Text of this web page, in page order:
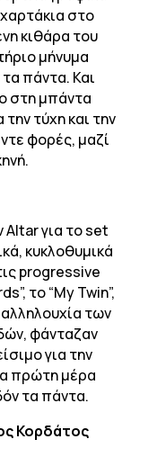
στο
κιθάρα του
μήνυμα
πάντα. Και
στη μπάντα
τύχη και την
φορές, μαζί
Altar για το set
κυκλοθυμικά
progressive
το “My Twin”,
αλληλουχία των
φάνταζαν
για την
πρώτη μέρα
τα πάντα.
Κορδάτος